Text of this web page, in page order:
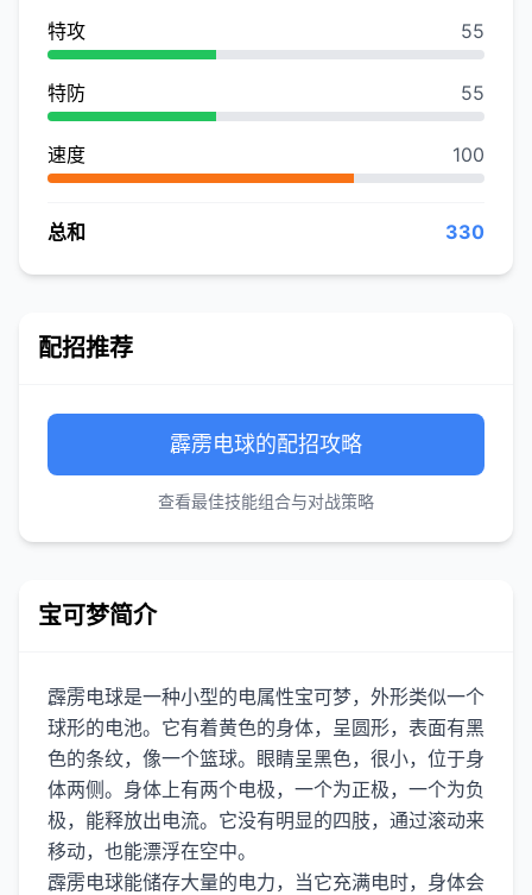
特攻 55
特防 55
速度 100
总和 330
配招推荐
霹雳电球的配招攻略
查看最佳技能组合与对战策略
宝可梦简介
霹雳电球是一种小型的电属性宝可梦，外形类似一个
球形的电池。它有着黄色的身体，呈圆形，表面有黑
色的条纹，像一个篮球。眼睛呈黑色，很小，位于身
体两侧。身体上有两个电极，一个为正极，一个为负
极，能释放出电流。它没有明显的四肢，通过滚动来
移动，也能漂浮在空中。
霹雳电球能储存大量的电力，当它充满电时，身体会